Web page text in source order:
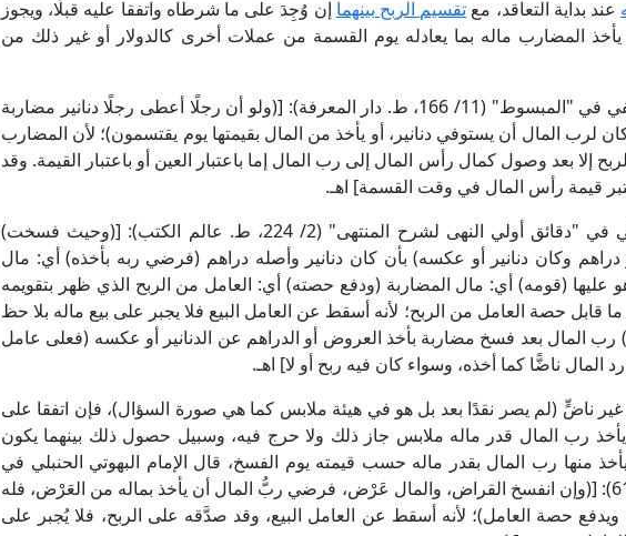
عند بداية التعاقد، مع تقسيم الربح بينهما إن وُجِدَ على ما شرطاه واتفقا عليه قبلًا، ويجوز
المضارب ماله بما يعادله يوم القسمة من عملات أخرى كالدولار أو غير ذلك من
قال الإمام السرخسي الحنفي في "المبسوط" (11/ 166، ط. دار المعرفة): [(ولو أن رجلًا أعطى رجلًا دنانير مضاربة
لرب المال أن يستوفي دنانير، أو يأخذ من المال بقيمتها يوم يقتسمون)؛ لأن المضارب
إلا بعد وصول كمال رأس المال إلى رب المال إما باعتبار العين أو باعتبار القيمة. وقد
قيمة رأس المال في وقت القسمة] اهـ.
وقال الإمام البهوتي الحنبلي في "دقائق أولي النهى لشرح المنتهى" (2/ 224، ط. عالم الكتب): [(وحيث فسخت)
وكان دنانير أو عكسه) بأن كان دنانير وأصله دراهم (فرضي ربه بأخذه) أي: مال
عليها (قومه) أي: مال المضاربة (ودفع حصته) أي: العامل من الربح الذي ظهر بتقويمه
قابل حصة العامل من الربح؛ لأنه أسقط عن العامل البيع فلا يجبر على بيع ماله بلا حظ
المال بعد فسخ مضاربة بأخذ العروض أو الدراهم عن الدنانير أو عكسه (فعلى عامل
المال ناضًّا كما أخذه، وسواء كان فيه ربح أو لا] اهـ.
ناضٍّ (لم يصر نقدًا بعد بل هو في هيئة ملابس كما هي صورة السؤال)، فإن اتفقا على
يأخذ رب المال قدر ماله ملابس جاز ذلك ولا حرج فيه، وسبيل حصول ذلك بينهما يكون
منها رب المال بقدر ماله حسب قيمته يوم الفسخ، قال الإمام البهوتي الحنبلي في
"كشاف القناع" (8/ 609-610): [(وإن انفسخ القراض، والمال عَرْض، فرضي ربُّ المال أن يأخذ بماله من العَرْض، فله
حصة العامل)؛ لأنه أسقط عن العامل البيع، وقد صدَّقه على الربح، فلا يُجبر على